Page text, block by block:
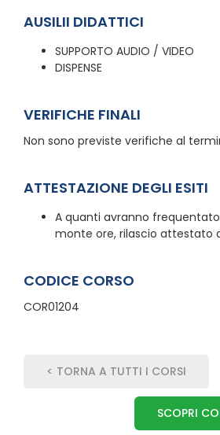
AUSILII DIDATTICI
SUPPORTO AUDIO / VIDEO
DISPENSE
VERIFICHE FINALI
Non sono previste verifiche al
ATTESTAZIONE DEGLI ESITI
A quanti avranno
monte ore, rilascio attestato
CODICE CORSO
COR01204
< TORNA A TUTTI I CORSI
SCOPRI